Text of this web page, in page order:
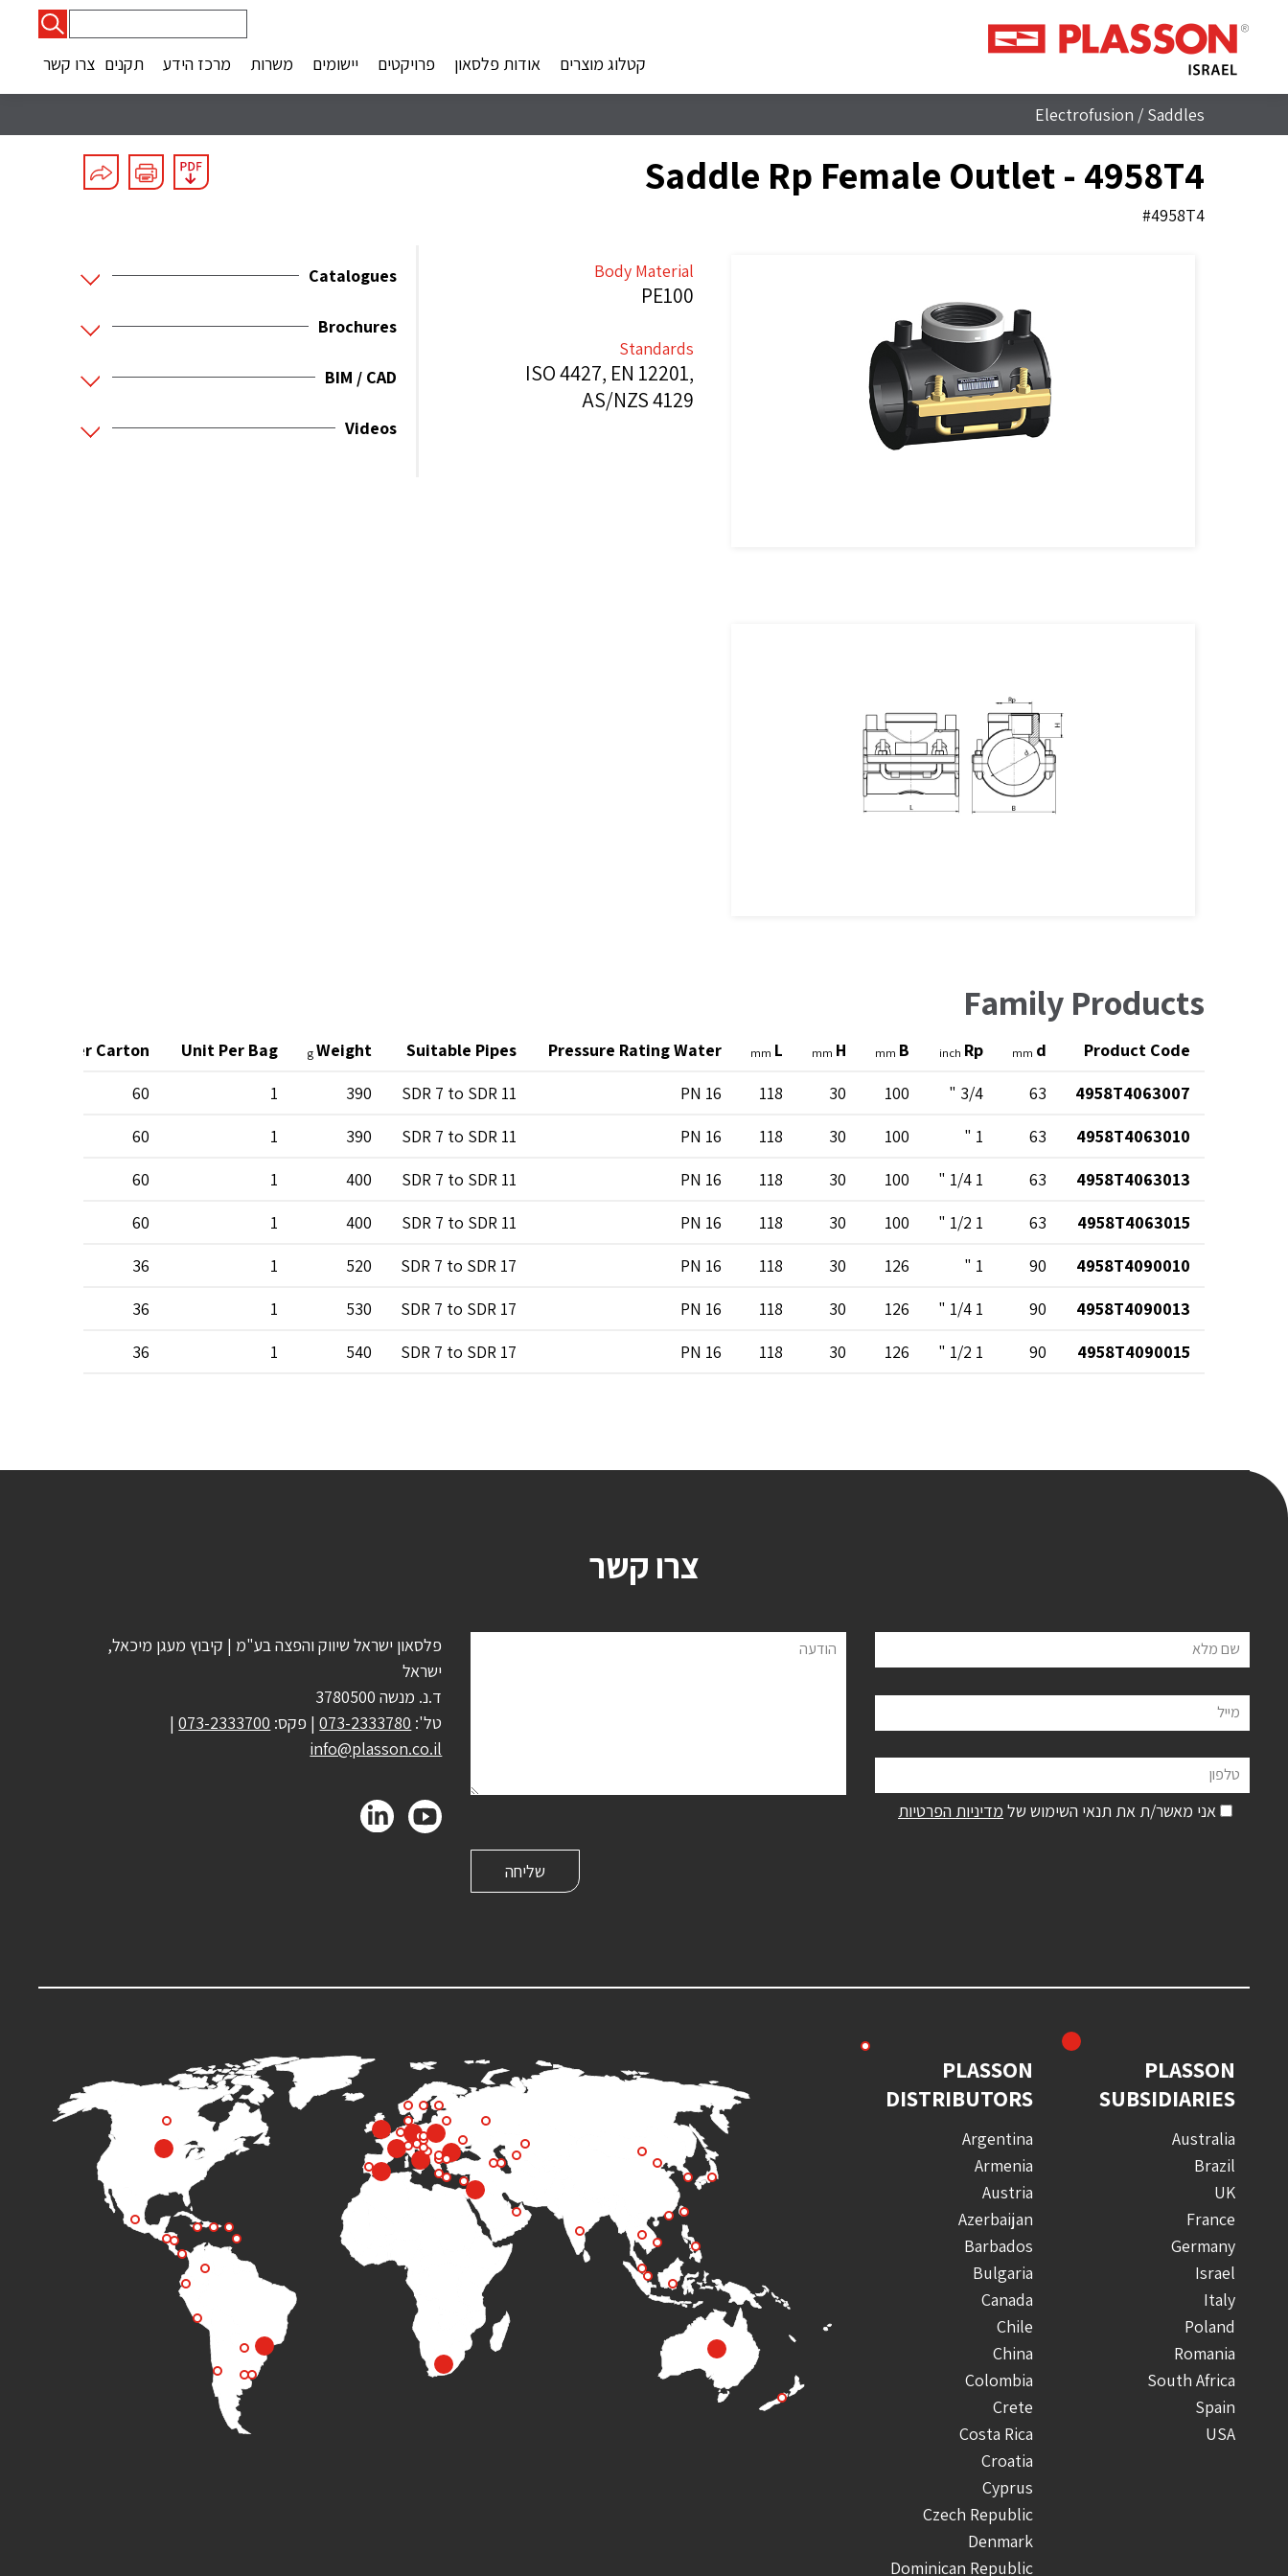
קטלוג מוצרים
אודות פלסאון פרויקטים יישומים משרות מרכז הידע תקנים צרו קשר
Electrofusion / Saddles
Saddle Rp Female Outlet - 4958T4
#4958T4
Body Material
PE100
Standards
ISO 4427, EN 12201,
AS/NZS 4129
Catalogues
Brochures
BIM / CAD
Videos
Family Products
Product Code
d
mm
Rp
inch
B
mm
H
mm
L
mm
Pressure Rating Water
Suitable Pipes
Weight
g
Unit Per Bag
Unit Per Carton
4958T4063007
63
3/4 "
100
30
118
PN 16
SDR 7 to SDR 11
390
1
60
4958T4063010
63
1 "
100
30
118
PN 16
SDR 7 to SDR 11
390
1
60
4958T4063013
63
1 1/4 "
100
30
118
PN 16
SDR 7 to SDR 11
400
1
60
4958T4063015
63
1 1/2 "
100
30
118
PN 16
SDR 7 to SDR 11
400
1
60
4958T4090010
90
1 "
126
30
118
PN 16
SDR 7 to SDR 17
520
1
36
4958T4090013
90
1 1/4 "
126
30
118
PN 16
SDR 7 to SDR 17
530
1
36
4958T4090015
90
1 1/2 "
126
30
118
PN 16
SDR 7 to SDR 17
540
1
36
צרו קשר
שם מלא
מייל
טלפון
הודעה
אני מאשר/ת את תנאי השימוש של מדיניות הפרטיות
פלסאון ישראל שיווק והפצה בע"מ | קיבוץ מעגן מיכאל,
ישראל
ד.נ. מנשה 3780500
טל': 073-2333780| פקס: 073-2333700
|
info@plasson.co.il
PLASSON
SUBSIDIARIES
Australia
Brazil
UK
France
Germany
Israel
Italy
Poland
Romania
South Africa
Spain
USA
PLASSON
DISTRIBUTORS
Argentina
Armenia
Austria
Azerbaijan
Barbados
Bulgaria
Canada
Chile
China
Colombia
Crete
Costa Rica
Croatia
Cyprus
Czech Republic
Denmark
Dominican Republic